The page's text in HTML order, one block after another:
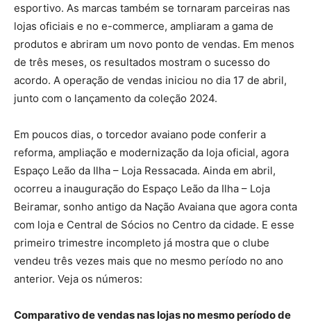
esportivo. As marcas também se tornaram parceiras nas
lojas oficiais e no e-commerce, ampliaram a gama de
produtos e abriram um novo ponto de vendas. Em menos
de três meses, os resultados mostram o sucesso do
acordo. A operação de vendas iniciou no dia 17 de abril,
junto com o lançamento da coleção 2024.
Em poucos dias, o torcedor avaiano pode conferir a
reforma, ampliação e modernização da loja oficial, agora
Espaço Leão da Ilha – Loja Ressacada. Ainda em abril,
ocorreu a inauguração do Espaço Leão da Ilha – Loja
Beiramar, sonho antigo da Nação Avaiana que agora conta
com loja e Central de Sócios no Centro da cidade. E esse
primeiro trimestre incompleto já mostra que o clube
vendeu três vezes mais que no mesmo período no ano
anterior. Veja os números:
Comparativo de vendas nas lojas no mesmo período de